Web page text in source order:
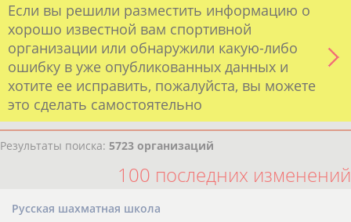
Если вы решили разместить информацию о
хорошо известной вам спортивной
организации или обнаружили какую-либо
ошибку в уже опубликованных данных и
хотите ее исправить, пожалуйста, вы можете
это сделать самостоятельно
Результаты поиска: 5723 организаций
100 последних изменений
Русская шахматная школа